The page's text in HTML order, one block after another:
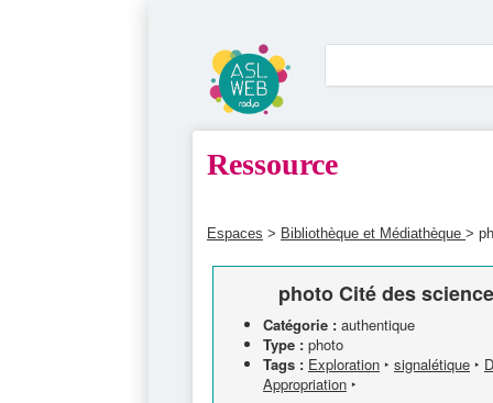
Ressource
Espaces > Bibliothèque et Médiathèque >
photo Cité des
Catégorie : authentique
Type : photo
Tags : Exploration ‣ signalétique ‣
Appropriation ‣